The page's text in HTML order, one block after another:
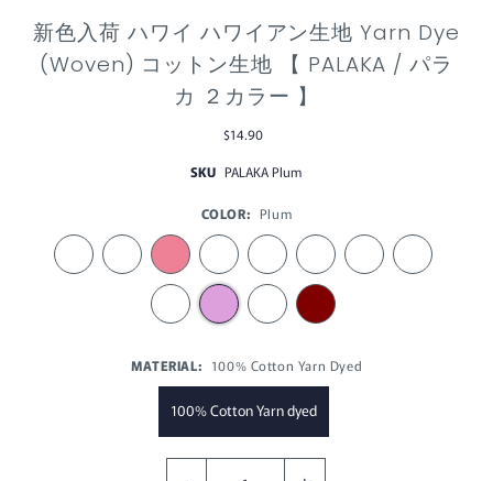
新色入荷 ハワイ ハワイアン生地 Yarn Dye
(Woven) コットン生地 【 PALAKA / パラ
カ ２カラー 】
$14.90
SKU PALAKA Plum
COLOR: Plum
MATERIAL: 100% Cotton Yarn Dyed
100% Cotton Yarn dyed